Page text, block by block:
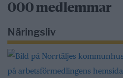
000 medlemmar
Näringsliv